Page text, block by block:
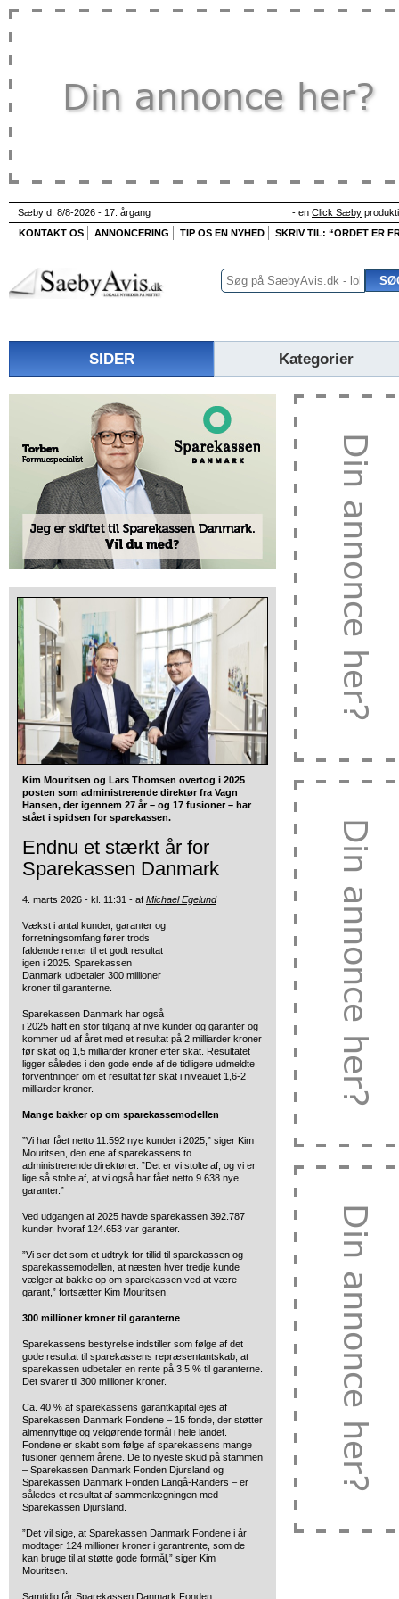
Sæby d. 8/8-2026 - 17. årgang - en Click Sæby
KONTAKT OS
ANNONCERING TIP OS EN NYHED SKRIV TIL: “ORDET ER
SIDER Kategorier
Kim Mouritsen og Lars Thomsen overtog i 2025
posten som administrerende direktør fra Vagn
Hansen, der igennem 27 år – og 17 fusioner – har
stået i spidsen for sparekassen.
Endnu et stærkt år for
Sparekassen Danmark
4. marts 2026 - kl. 11:31 - af Michael Egelund
Vækst i antal kunder, garanter og
forretningsomfang fører trods
faldende renter til et godt resultat
igen i 2025. Sparekassen
Danmark udbetaler 300 millioner
kroner til garanterne.
Sparekassen Danmark har også
i 2025 haft en stor tilgang af nye kunder og garanter og
kommer ud af året med et resultat på 2 milliarder kroner
før skat og 1,5 milliarder kroner efter skat. Resultatet
ligger således i den gode ende af de tidligere udmeldte
forventninger om et resultat før skat i niveauet 1,6-2
milliarder kroner.
Mange bakker op om sparekassemodellen
”Vi har fået netto 11.592 nye kunder i 2025,” siger Kim
Mouritsen, den ene af sparekassens to
administrerende direktører. ”Det er vi stolte af, og vi er
lige så stolte af, at vi også har fået netto 9.638 nye
garanter.”
Ved udgangen af 2025 havde sparekassen 392.787
kunder, hvoraf 124.653 var garanter.
”Vi ser det som et udtryk for tillid til sparekassen og
sparekassemodellen, at næsten hver tredje kunde
vælger at bakke op om sparekassen ved at være
garant,” fortsætter Kim Mouritsen.
300 millioner kroner til garanterne
Sparekassens bestyrelse indstiller som følge af det
gode resultat til sparekassens repræsentantskab, at
sparekassen udbetaler en rente på 3,5 % til garanterne.
Det svarer til 300 millioner kroner.
Ca. 40 % af sparekassens garantkapital ejes af
Sparekassen Danmark Fondene – 15 fonde, der støtter
almennyttige og velgørende formål i hele landet.
Fondene er skabt som følge af sparekassens mange
fusioner gennem årene. De to nyeste skud på stammen
– Sparekassen Danmark Fonden Djursland og
Sparekassen Danmark Fonden Langå-Randers – er
således et resultat af sammenlægningen med
Sparekassen Djursland.
”Det vil sige, at Sparekassen Danmark Fondene i år
modtager 124 millioner kroner i garantrente, som de
kan bruge til at støtte gode formål,” siger Kim
Mouritsen.
Samtidig får Sparekassen Danmark Fonden